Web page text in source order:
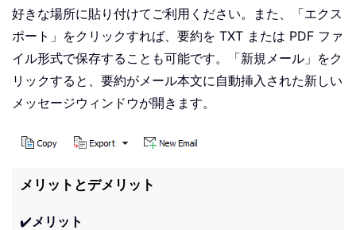
好きな場所に貼り付けてご利用ください。また、「エクス
ポート」をクリックすれば、要約を TXT または PDF ファ
イル形式で保存することも可能です。「新規メール」をク
リックすると、要約がメール本文に自動挿入された新しい
メッセージウィンドウが開きます。
メリットとデメリット
✔️ メリット